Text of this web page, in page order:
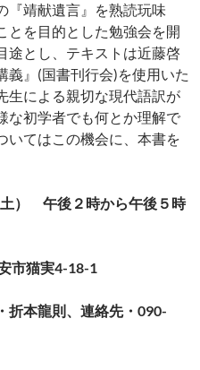
靖献遺言』を熟読玩味
とを目的とした勉強会を開
途とし、テキストは近藤啓
義』(国書刊行会)を使用いた
生による親切な現代語訳が
な初学者でも何とか理解で
いてはこの機会に、本書を
） 午後２時から午後５時
市猫実4-18-1
本龍則、連絡先・090-